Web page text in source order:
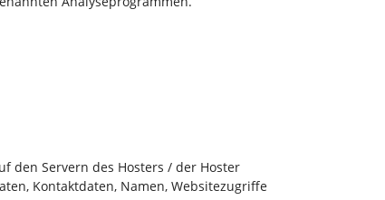
den Servern des Hosters / der Hoster
Kontaktdaten, Namen, Websitezugriffe